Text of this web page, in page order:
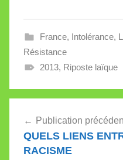
France, Intolérance,
Résistance
2013, Riposte laïque
de
l’article
Publication
QUELS LIENS
RACISME